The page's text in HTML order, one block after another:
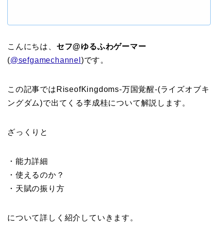
こんにちは、 セフ@ゆるふわゲーマー
(@sefgamechannel )です。
この記事ではRiseofKingdoms-万国覚醒-(ライズオブキ
ングダム)で出てくる李成桂について解説します。
ざっくりと
・能力詳細
・使えるのか？
・天賦の振り方
について詳しく紹介していきます。